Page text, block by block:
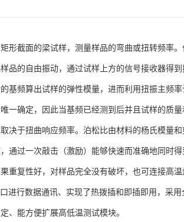
形截面的梁试样，测量样品的弯曲或扭转频率
品的自由振动，通过试样上方的信号接收器得
基频算出试样的弹性模量，进而利用扭振主频
一确定，因此当基频已经测到后并且试样的质
决于扭曲响应频率。泊松比由材料的杨氏模量
通过一次敲击（激励）能够快速而准确地同时
重复性好，对样品完全没有破坏，也可连接高
进行数据通讯、实现了热拨插和即插即用，采
、能方便扩展高低温测试模块。